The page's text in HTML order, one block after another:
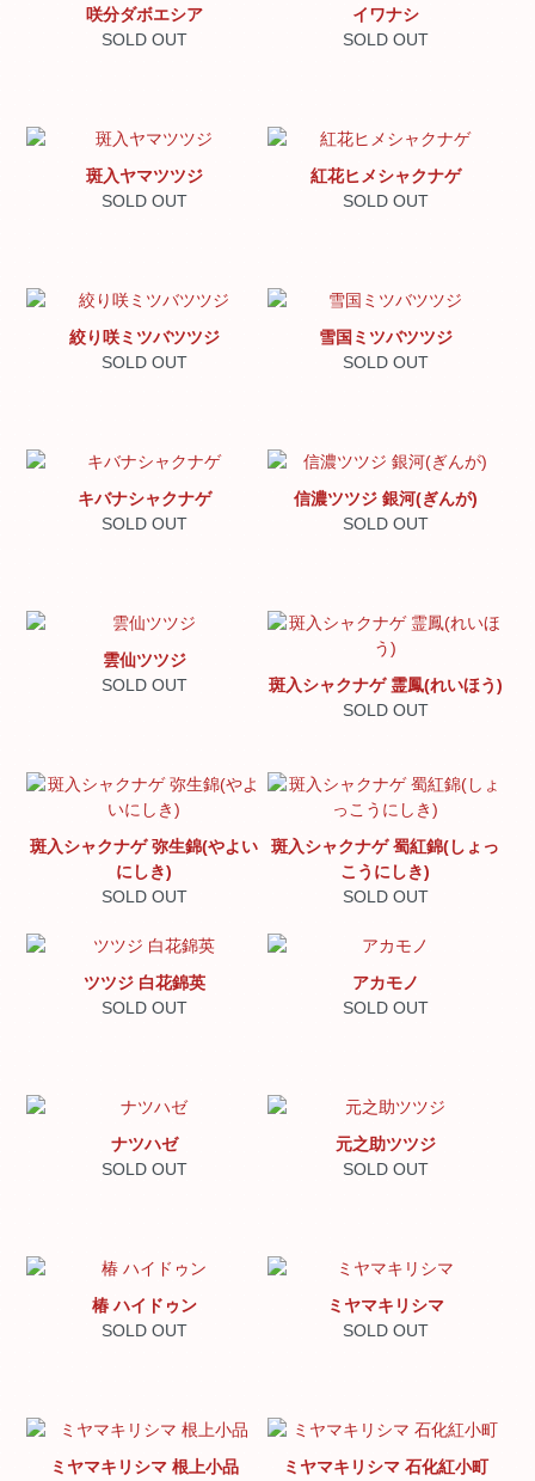
咲分ダボエシア
SOLD OUT
イワナシ
SOLD OUT
斑入ヤマツツジ
SOLD OUT
紅花ヒメシャクナゲ
SOLD OUT
絞り咲ミツバツツジ
SOLD OUT
雪国ミツバツツジ
SOLD OUT
キバナシャクナゲ
SOLD OUT
信濃ツツジ 銀河(ぎんが)
SOLD OUT
雲仙ツツジ
SOLD OUT
斑入シャクナゲ 霊鳳(れいほう)
SOLD OUT
斑入シャクナゲ 弥生錦(やよい
にしき)
SOLD OUT
斑入シャクナゲ 蜀紅錦(しょっ
こうにしき)
SOLD OUT
ツツジ 白花錦英
SOLD OUT
アカモノ
SOLD OUT
ナツハゼ
SOLD OUT
元之助ツツジ
SOLD OUT
椿 ハイドゥン
SOLD OUT
ミヤマキリシマ
SOLD OUT
ミヤマキリシマ 根上小品 ミヤマキリシマ 石化紅小町